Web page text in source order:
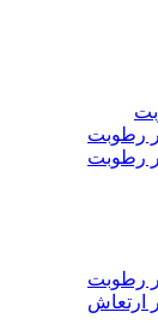
رطوبت
رطوبت
رطوبت
ارتعاش